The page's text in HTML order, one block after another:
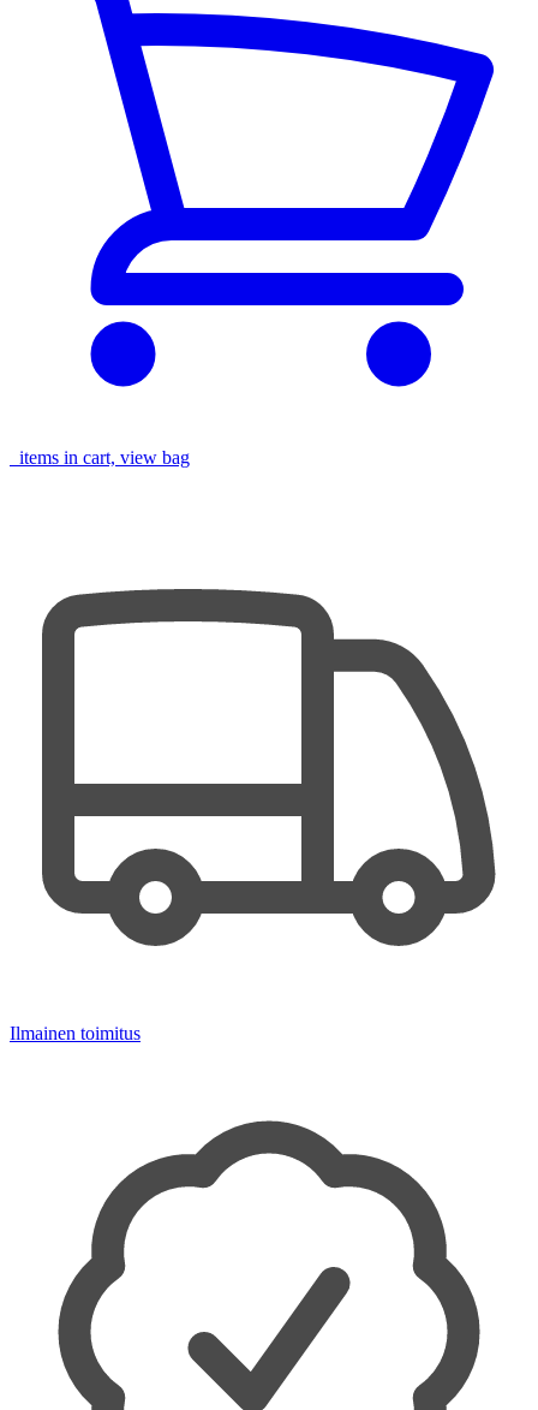
items in cart, view bag
Ilmainen toimitus